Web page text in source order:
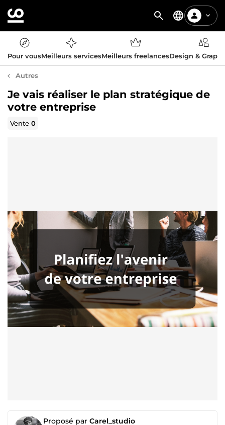
Pour vousMeilleurs servicesMeilleurs freelancesDesign &
Autres
Je vais réaliser le plan stratégique de
votre entreprise
Vente0
Proposé par Carel_studio